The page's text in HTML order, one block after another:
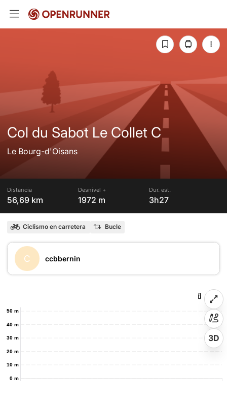
Col du Sabot Le Collet C
Le Bourg-d'Oisans
Distancia
56,69 km
Desnivel +
1972 m
Dur. est.
3h27
Ciclismo en carretera Bucle
C ccbbernin
0 m
10 m
20 m
30 m
40 m
50 m
3D